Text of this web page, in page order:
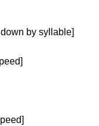
by syllable]